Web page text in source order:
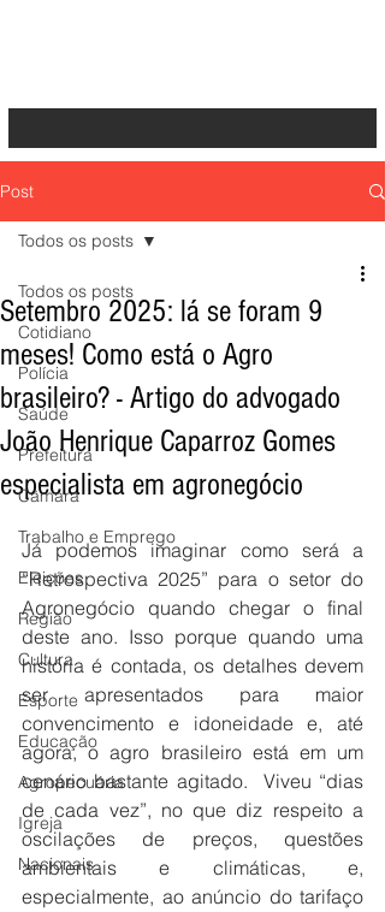
Post
Todos os posts
Cotidiano
Polícia
Saúde
Prefeitura
Câmara
Trabalho e Emprego
Eleições
Região
Cultura
Esporte
Educação
Agropecuária
Igreja
Nacionais
Todos os posts
Setembro 2025: lá se foram 9
meses! Como está o Agro
brasileiro? - Artigo do advogado
João Henrique Caparroz Gomes
especialista em agronegócio
Já podemos imaginar como será a
“Retrospectiva 2025” para o setor do
Agronegócio quando chegar o final
deste ano. Isso porque quando uma
história é contada, os detalhes devem
ser apresentados para maior
convencimento e idoneidade e, até
agora, o agro brasileiro está em um
cenário bastante agitado.  Viveu “dias
de cada vez”, no que diz respeito a
oscilações de preços, questões
ambientais e climáticas, e,
especialmente, ao anúncio do tarifaço